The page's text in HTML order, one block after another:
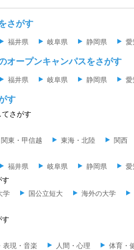
さがす
福井県 岐阜県 静岡県 愛
オープンキャンパスをさがす
福井県 岐阜県 静岡県 愛
す
さがす
関東・甲信越 東海・北陸 関西
福井県 岐阜県 静岡県 愛
す
学 国公立短大 海外の大学
す
表現・音楽 人間・心理 体育・